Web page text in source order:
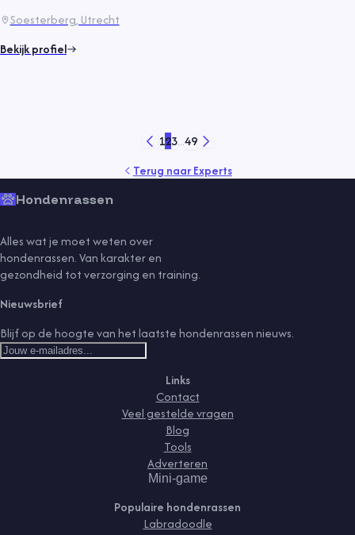
Soesterberg, Utrecht
Bekijk profiel
123...49
Terug naarExperts
Hondenrassen
Alles wat je moet weten over
hondenrassen. Van karakter en
gezondheid tot verzorging en training.
Nieuwsbrief
Blijf op de hoogte van het laatste hondenrassen nieuws.
Links
Contact
Veel gestelde vragen
Blog
Tools
Adverteren
Mini-game
Populaire hondenrassen
Labradoodle